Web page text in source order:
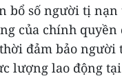
bổ số người tị
của chính
đảm bảo người
lượng lao động